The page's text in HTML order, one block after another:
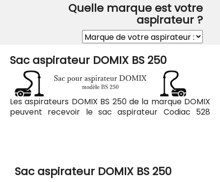
Quelle marque est votre
aspirateur ?
Sac aspirateur DOMIX BS 250
Les aspirateurs DOMIX BS 250 de la marque DOMIX
peuvent recevoir le sac aspirateur Codiac 528
Sac aspirateur DOMIX BS 250